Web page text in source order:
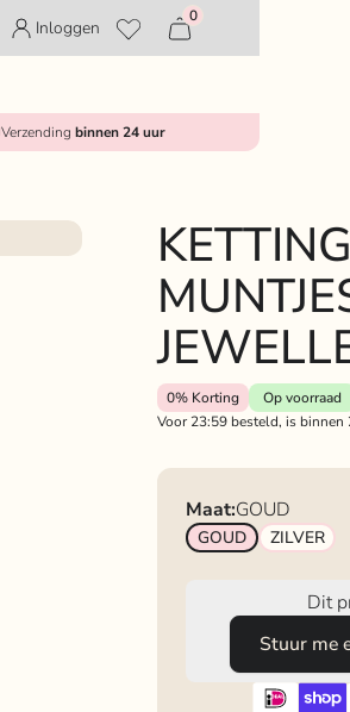
Inloggen
0
Verzending binnen 24 uur
0% Korting Op voorraad
Voor 23:59 besteld, is binnen
Maat:GOUD
GOUD ZILVER
Dit
Stuur me